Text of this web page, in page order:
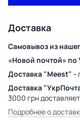
Доставка
Самовывоз из
«Новой почтой» по
Доставка "Meest" -
Доставка
3000 грн
Подробнее о